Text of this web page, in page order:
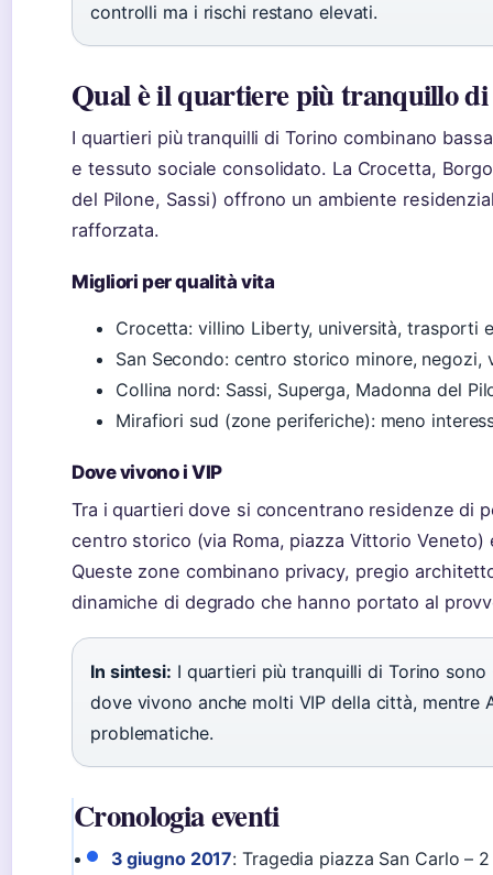
controlli ma i rischi restano elevati.
Qual è il quartiere più tranquillo
I quartieri più tranquilli di Torino combinano
e tessuto sociale consolidato. La Crocetta,
del Pilone, Sassi) offrono un ambiente
rafforzata.
Migliori per qualità vita
Crocetta: villino Liberty, università, trasporti
San Secondo: centro storico minore, negozi,
Collina nord: Sassi, Superga, Madonna del
Mirafiori sud (zone periferiche): meno
Dove vivono i VIP
Tra i quartieri dove si concentrano residenze di
centro storico (via Roma, piazza Vittorio
Queste zone combinano privacy, pregio
dinamiche di degrado che hanno portato al
In sintesi: I quartieri più tranquilli di Torino
dove vivono anche molti VIP della città, mentre
problematiche.
Cronologia eventi
3 giugno 2017: Tragedia piazza San Carlo –